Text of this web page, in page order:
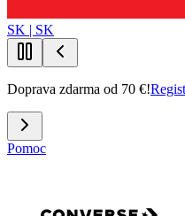
SK | SK
Doprava zdarma od 70 €!
Pomoc